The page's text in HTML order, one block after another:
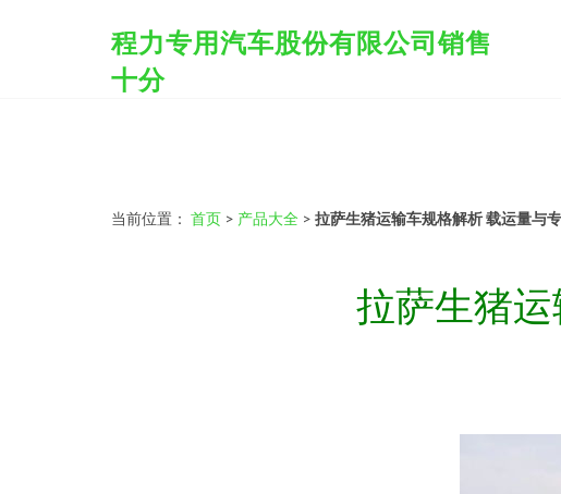
程力专用汽车股份有限公司销售
十分
当前位置： 首页 > 产品大全 > 拉萨生猪运输车规格解析 载运量与
拉萨生猪